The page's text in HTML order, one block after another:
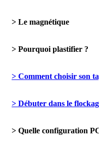
> Le magnétique
> Pourquoi plastifier ?
> Comment choisir son
> Débuter dans le
> Quelle configuration